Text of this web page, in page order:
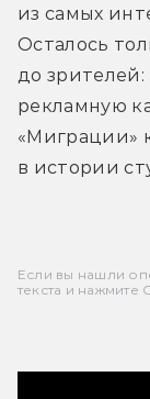
из самых
Осталось
до
рекламную
«Миграции»
в истории
Если вы нашли
текста и нажмите